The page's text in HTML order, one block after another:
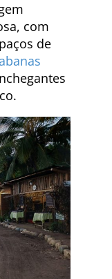
com
de